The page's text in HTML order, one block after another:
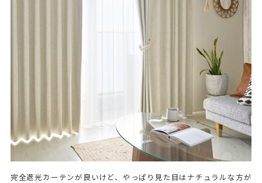
完全遮光カーテンが良いけど、やっぱり見た目はナチュラルな方が